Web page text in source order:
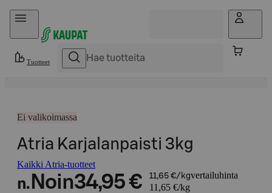
Hyppää sisältöön
Tuotteet
Ei valikoimassa
Atria Karjalanpaisti 3kg
Kaikki Atria-tuotteet
n. Noin34,95 € 11,65 €/kgvertailuhinta
11,65 €/kg